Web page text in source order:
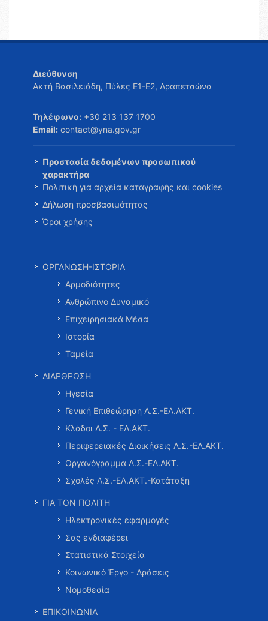
Διεύθυνση
Ακτή Βασιλειάδη, Πύλες Ε1-Ε2, Δραπετσώνα
Τηλέφωνο: +30 213 137 1700
Email: contact@yna.gov.gr
Προστασία δεδομένων προσωπικού
χαρακτήρα
Πολιτική για αρχεία καταγραφής και cookies
Δήλωση προσβασιμότητας
Όροι χρήσης
ΟΡΓΑΝΩΣΗ-ΙΣΤΟΡΙΑ
Αρμοδιότητες
Ανθρώπινο Δυναμικό
Επιχειρησιακά Μέσα
Ιστορία
Ταμεία
ΔΙΑΡΘΡΩΣΗ
Ηγεσία
Γενική Επιθεώρηση Λ.Σ.-ΕΛ.ΑΚΤ.
Κλάδοι Λ.Σ. - ΕΛ.ΑΚΤ.
Περιφερειακές Διοικήσεις Λ.Σ.-ΕΛ.ΑΚΤ.
Οργανόγραμμα Λ.Σ.-ΕΛ.ΑΚΤ.
Σχολές Λ.Σ.-ΕΛ.ΑΚΤ.-Κατάταξη
ΓΙΑ ΤΟΝ ΠΟΛΙΤΗ
Ηλεκτρονικές εφαρμογές
Σας ενδιαφέρει
Στατιστικά Στοιχεία
Κοινωνικό Έργο - Δράσεις
Νομοθεσία
ΕΠΙΚΟΙΝΩΝΙΑ